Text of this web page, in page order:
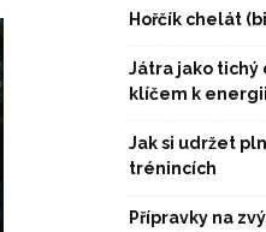
Hořčík chelát
Játra jako tichý
klíčem k
Jak si udržet
trénincích
Přípravky na